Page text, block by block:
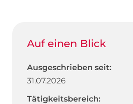
Auf einen Blick
Ausgeschrieben seit:
31.07.2026
Tätigkeitsbereich: